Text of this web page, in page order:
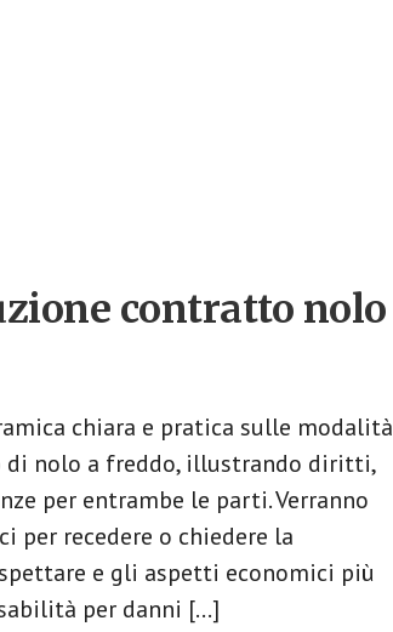
contratto nolo
chiara e pratica sulle modalità
nolo a freddo, illustrando diritti,
per entrambe le parti. Verranno
recedere o chiedere la
e gli aspetti economici più
per danni […]